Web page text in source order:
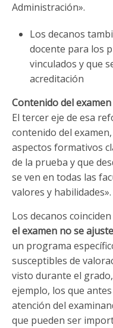
Administración».
Los decanos
docente para los
vinculados y que
acreditación
Contenidodelexamen
El tercer eje de esa
contenido del
aspectos formativos
de la prueba y que
se ven en todas las
valores y habilidades».
Los decanos
elexamen noseajuste
un programa
susceptibles de
visto durante el
ejemplo, los que
atención del
que pueden ser